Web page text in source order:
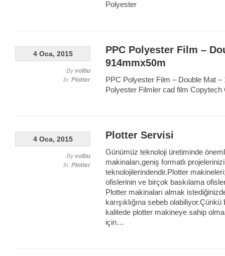
Polyester
PPC Polyester Film –
914mmx50m
PPC Polyester Film – Double Mat
Polyester Filmler cad film
4 Oca, 2015
Byvolbu
In: Plotter
Plotter Servisi
Günümüz teknoloji üretiminde
makinaları,geniş formatlı
teknolojilerindendir.Plotter
ofislerinin ve birçok baskılama
Plotter makinaları almak
karışıklığına sebeb
kalitede plotter makineye sahip
için…
4 Oca, 2015
Byvolbu
In: Plotter